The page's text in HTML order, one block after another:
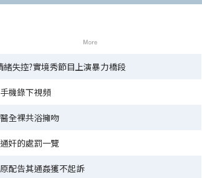
失控?實境秀節目上演暴力橋段
機錄下視頻
全裸共浴擁吻
奸的處罰一覽
配告其通姦獲不起訴